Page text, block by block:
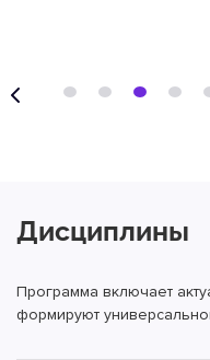
Дисциплины
Программа включает
формируют